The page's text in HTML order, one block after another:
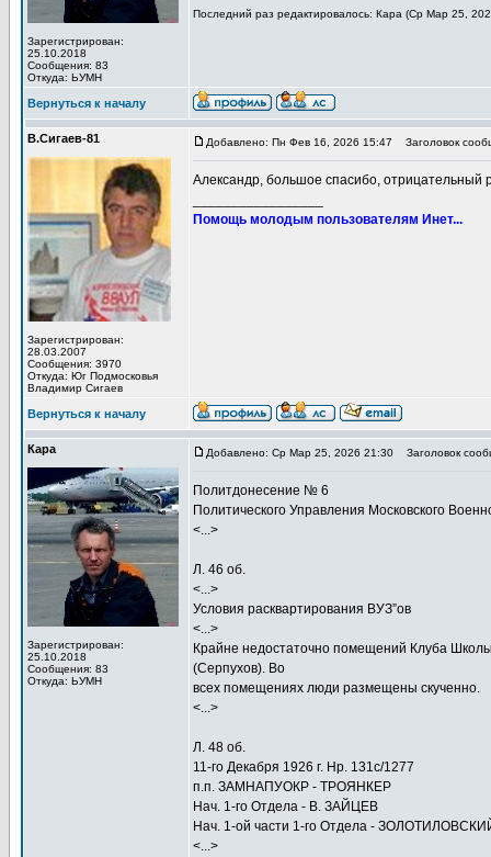
Зарегистрирован:
25.10.2018
Сообщения: 83
Откуда: ЬУМН
Последний раз редактировалось: Кара (Ср Мар 25,
Вернуться к началу
В.Сигаев-81
Зарегистрирован:
28.03.2007
Сообщения: 3970
Откуда: Юг Подмосковья
Владимир Сигаев
Добавлено: Пн Фев 16, 2026 15:47 Заголовок
Александр, большое спасибо, отрицательный
Помощь молодым пользователям Инет...
Вернуться к началу
Кара
Зарегистрирован:
25.10.2018
Сообщения: 83
Откуда: ЬУМН
Добавлено: Ср Мар 25, 2026 21:30 Заголовок
Политдонесение № 6
Политического Управления Московского
<...>
Л. 46 об.
<...>
Условия расквартирования ВУЗ”ов
<...>
Крайне недостаточно помещений Клуба
(Серпухов). Во
всех помещениях люди размещены скученно.
<...>
Л. 48 об.
11-го Декабря 1926 г. Нр. 131с/1277
п.п. ЗАМНАПУОКР - ТРОЯНКЕР
Нач. 1-го Отдела - В. ЗАЙЦЕВ
Нач. 1-ой части 1-го Отдела -
<...>